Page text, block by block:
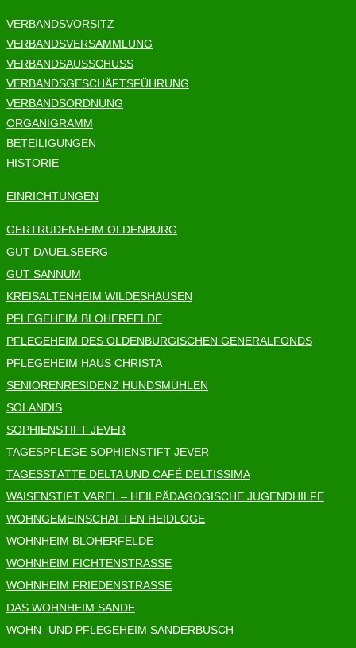
VERBANDSVORSITZ
VERBANDSVERSAMMLUNG
VERBANDSAUSSCHUSS
VERBANDSGESCHÄFTSFÜHRUNG
VERBANDSORDNUNG
ORGANIGRAMM
BETEILIGUNGEN
HISTORIE
EINRICHTUNGEN
GERTRUDENHEIM OLDENBURG
GUT DAUELSBERG
GUT SANNUM
KREISALTENHEIM WILDESHAUSEN
PFLEGEHEIM BLOHERFELDE
PFLEGEHEIM DES OLDENBURGISCHEN GENERALFONDS
PFLEGEHEIM HAUS CHRISTA
SENIORENRESIDENZ HUNDSMÜHLEN
SOLANDIS
SOPHIENSTIFT JEVER
TAGESPFLEGE SOPHIENSTIFT JEVER
TAGESSTÄTTE DELTA UND CAFÉ DELTISSIMA
WAISENSTIFT VAREL – HEILPÄDAGOGISCHE JUGENDHILFE
WOHNGEMEINSCHAFTEN HEIDLOGE
WOHNHEIM BLOHERFELDE
WOHNHEIM FICHTENSTRASSE
WOHNHEIM FRIEDENSTRASSE
DAS WOHNHEIM SANDE
WOHN- UND PFLEGEHEIM SANDERBUSCH